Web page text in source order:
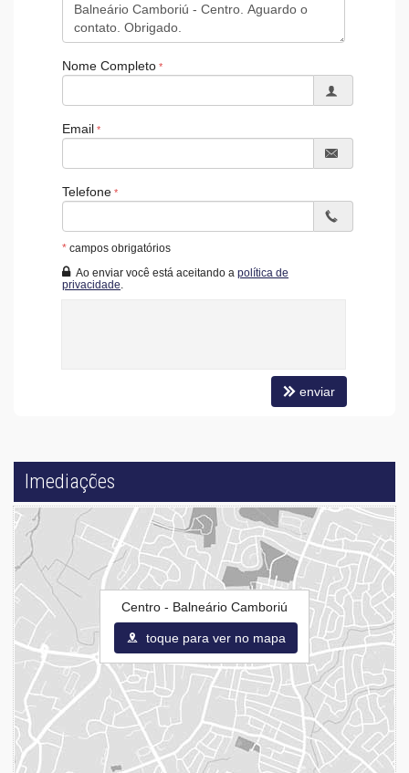
Box de Praia
Hall Decorado e Mobiliado
Acessibilidade para PNE
Nome Completo
Email
Telefone
* campos obrigatórios
Ao enviar você está aceitando a política de
privacidade
enviar
Imediações
Centro - Balneário Camboriú
toque para ver no mapa